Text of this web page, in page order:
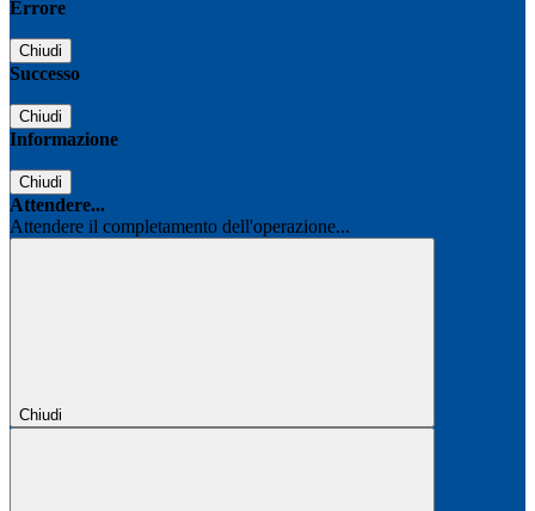
Errore
Chiudi
Successo
Chiudi
Informazione
Chiudi
Attendere...
Attendere il completamento dell'operazione...
Chiudi